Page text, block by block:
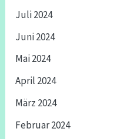
Juli 2024
Juni 2024
Mai 2024
April 2024
März 2024
Februar 2024